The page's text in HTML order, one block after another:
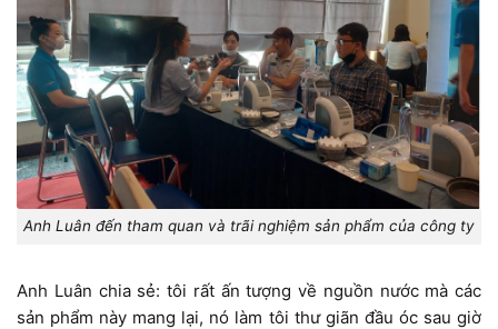
Anh Luân đến tham quan và trãi nghiệm sản phẩm của công ty
Anh Luân chia sẻ: tôi rất ấn tượng về nguồn nước mà các
sản phẩm này mang lại, nó làm tôi thư giãn đầu óc sau giờ